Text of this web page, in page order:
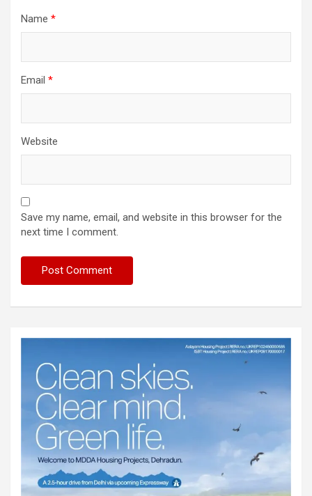
Name *
Email *
Website
Save my name, email, and website in this browser for the
next time I comment.